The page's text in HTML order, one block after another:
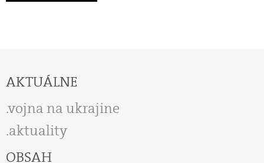
AKTUÁLNE
vojna na ukrajine
aktuality
OBSAH